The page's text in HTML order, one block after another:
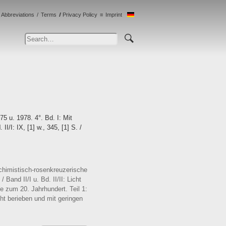
Abbreviations Terms Privacy Policy Imprint
u. 1978. 4°. Bd. I: Mit
II/I: IX, [1] w., 345, [1] S. /
rosenkreuzerische
/ Band II/I u. Bd. II/II: Licht
zum 20. Jahrhundert. Teil 1:
berieben und mit geringen